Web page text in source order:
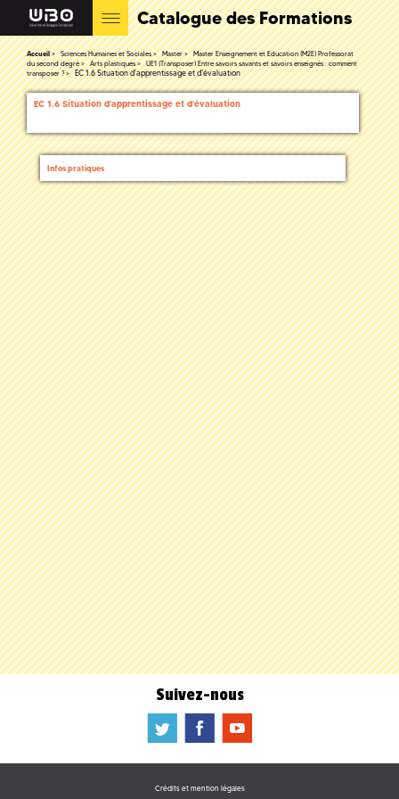
Catalogue des Formations
Accueil Sciences Humaines et Sociales Master
Master Enseignement et Education (M2E) Professorat
du second degré
Arts plastiques
UE1 (Transposer) Entre savoirs savants et savoirs enseignés : comment
transposer ?
EC 1.6 Situation d'apprentissage et d'évaluation
EC 1.6 Situation d'apprentissage et d'évaluation
Infos pratiques
Suivez-nous
a b f
Crédits et mention légales